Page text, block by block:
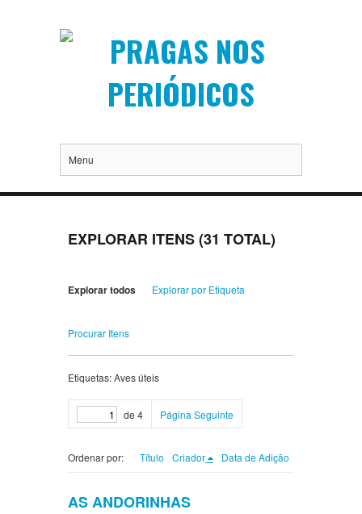
Menu
EXPLORAR ITENS (31 TOTAL)
Explorar todos Explorar por Etiqueta
Procurar Itens
Etiquetas: Aves úteis
de 4 Página Seguinte
Ordenar por: Título Criador Data de Adição
AS ANDORINHAS